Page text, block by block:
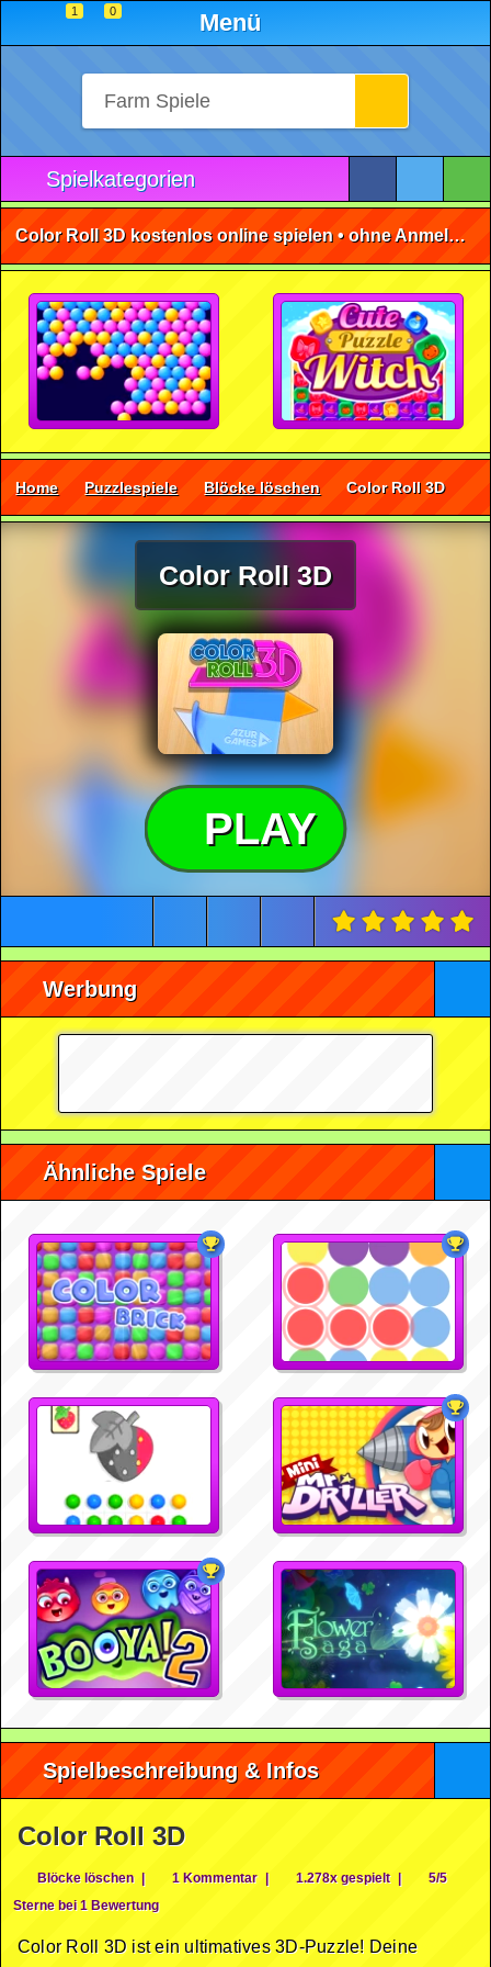
1 0 Menü
Spielkategorien
Color Roll 3D kostenlos online spielen • ohne Anmeldung 🕹️
Home Puzzlespiele Blöcke löschen Color Roll 3D
Color Roll 3D
PLAY
Werbung
Ähnliche Spiele
Spielbeschreibung & Infos
Color Roll 3D
Blöcke löschen | 1 Kommentar | 1.278x gespielt |
5/5
Sterne bei 1 Bewertung
Color Roll 3D ist ein ultimatives 3D-Puzzle! Deine